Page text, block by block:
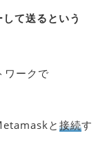
て送るという
ワークで
と 接続す